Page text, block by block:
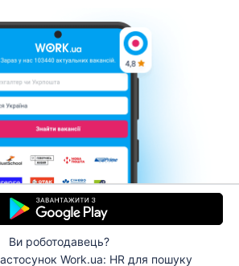
Ви роботодавець?
Work.ua: HR для пошуку
Про нас
Кар’єра
Допомога Умови використання
Сервіс пошуку роботи №1 в